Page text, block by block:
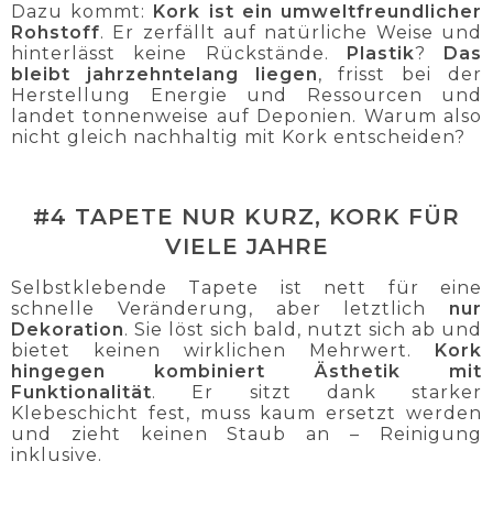
Dazu kommt:
Kork ist ein umweltfreundlicher
Rohstoff. Er zerfällt auf natürliche Weise und
hinterlässt keine Rückstände.
Plastik?
Das
bleibt jahrzehntelang liegen, frisst bei der
Herstellung Energie und Ressourcen und
landet tonnenweise auf Deponien. Warum also
nicht gleich nachhaltig mit Kork entscheiden?
#4 TAPETE NUR KURZ, KORK FÜR
VIELE JAHRE
Selbstklebende Tapete ist nett für eine
schnelle Veränderung, aber letztlich nur
Dekoration. Sie löst sich bald, nutzt sich ab und
bietet keinen wirklichen Mehrwert. Kork
hingegen
kombiniert Ästhetik mit
Funktionalität. Er sitzt dank starker
Klebeschicht fest, muss kaum ersetzt werden
und zieht keinen Staub an – Reinigung
inklusive.